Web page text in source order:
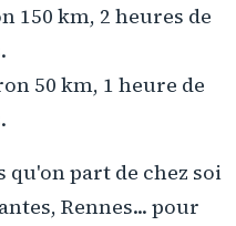
150 km, 2 heures de
50 km, 1 heure de
part de chez soi
Rennes... pour